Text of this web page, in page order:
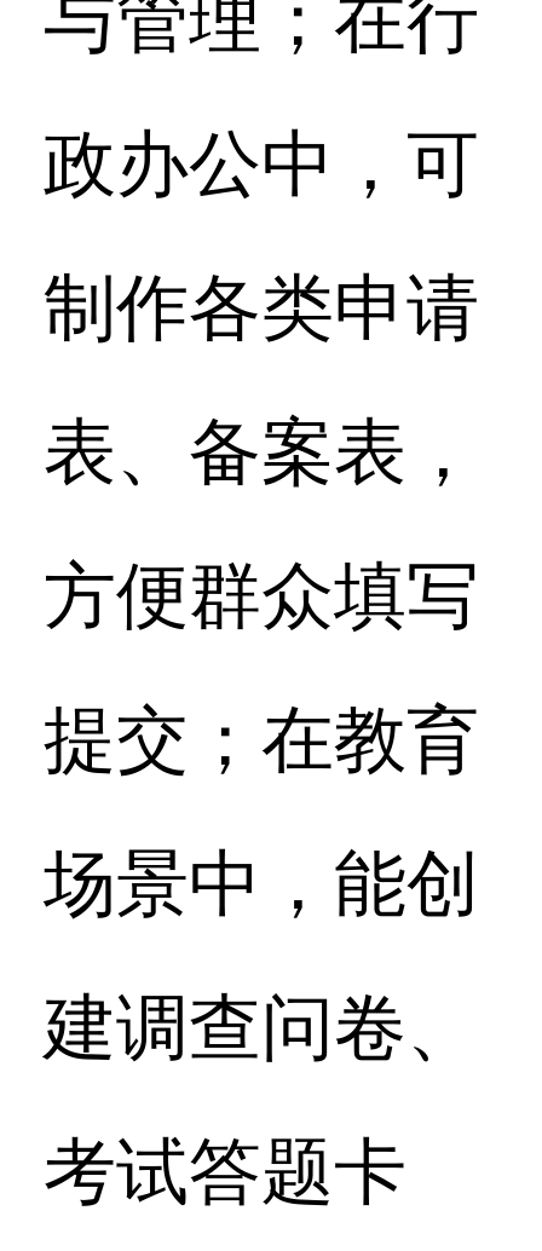
与管理；在行
政办公中，可
制作各类申请
表、备案表，
方便群众填写
提交；在教育
场景中，能创
建调查问卷、
考试答题卡